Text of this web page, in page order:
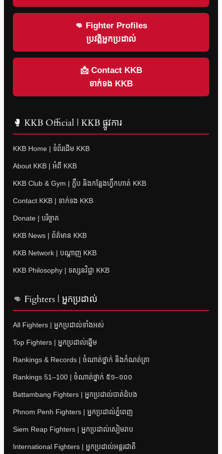
👊 Fighter Profiles
ប្រវត្តិអ្នកប្រដាល់
📩 Contact KKB
ទាក់ទង KKB
🥊 KKB Official | KKB ផ្លូវការ
KKB Home | ទំព័រដើម KKB
About KKB | អំពី KKB
KKB Club & Gym | ក្លឹប និងកន្លែងហ្វឹកហាត់ KKB
Contact KKB | ទាក់ទង KKB
Donate | បរិច្ចាគ
KKB News | ព័ត៌មាន KKB
KKB Network | បណ្តាញ KKB
KKB Philosophy | ទស្សនវិជ្ជា KKB
👊 Fighters | អ្នកប្រដាល់
All Fighters | អ្នកប្រដាល់ទាំងអស់
Top Fighters | អ្នកប្រដាល់ឆ្នើម
Rankings & Records | ចំណាត់ថ្នាក់ និងកំណត់ត្រា
Rankings 51–100 | ចំណាត់ថ្នាក់ ៥១–១០០
Battambang Fighters | អ្នកប្រដាល់បាត់ដំបង
Phnom Penh Fighters | អ្នកប្រដាល់ភ្នំពេញ
Siem Reap Fighters | អ្នកប្រដាល់សៀមរាប
International Fighters | អ្នកប្រដាល់អន្តរជាតិ